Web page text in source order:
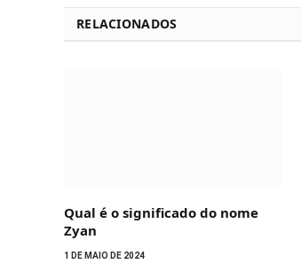
RELACIONADOS
Qual é o significado do nome
Zyan
1 DE MAIO DE 2024